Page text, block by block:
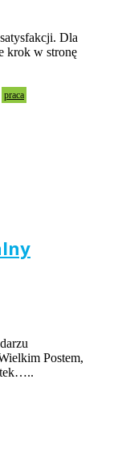
Dla
krok w stronę
praca
Postem,